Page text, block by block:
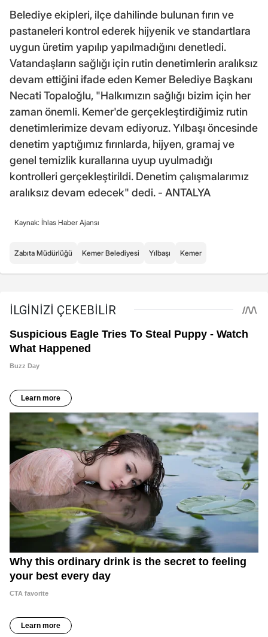
Belediye ekipleri, ilçe dahilinde bulunan fırın ve
pastaneleri kontrol ederek hijyenik ve standartlara
uygun üretim yapılıp yapılmadığını denetledi.
Vatandaşların sağlığı için rutin denetimlerin aralıksız
devam ettiğini ifade eden Kemer Belediye Başkanı
Necati Topaloğlu, "Halkımızın sağlığı bizim için her
zaman önemli. Kemer'de gerçekleştirdiğimiz rutin
denetimlerimize devam ediyoruz. Yılbaşı öncesinde
denetim yaptığımız fırınlarda, hijyen, gramaj ve
genel temizlik kurallarına uyup uyulmadığı
kontrolleri gerçekleştirildi. Denetim çalışmalarımız
aralıksız devam edecek" dedi. - ANTALYA
Kaynak: İhlas Haber Ajansı
Zabıta Müdürlüğü Kemer Belediyesi Yılbaşı Kemer